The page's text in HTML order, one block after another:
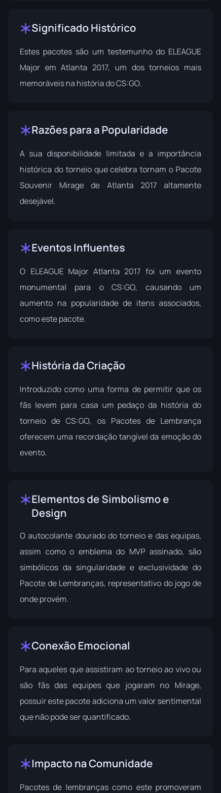
Significado Histórico
Estes pacotes são um testemunho do ELEAGUE
Major em Atlanta 2017, um dos torneios mais
memoráveis na história do CS:GO.
Razões para a Popularidade
A sua disponibilidade limitada e a importância
histórica do torneio que celebra tornam o Pacote
Souvenir Mirage de Atlanta 2017 altamente
desejável.
Eventos Influentes
O ELEAGUE Major Atlanta 2017 foi um evento
monumental para o CS:GO, causando um
aumento na popularidade de itens associados,
como este pacote.
História da Criação
Introduzido como uma forma de permitir que os
fãs levem para casa um pedaço da história do
torneio de CS:GO, os Pacotes de Lembrança
oferecem uma recordação tangível da emoção do
evento.
Elementos de Simbolismo e
Design
O autocolante dourado do torneio e das equipas,
assim como o emblema do MVP assinado, são
simbólicos da singularidade e exclusividade do
Pacote de Lembranças, representativo do jogo de
onde provém.
Conexão Emocional
Para aqueles que assistiram ao torneio ao vivo ou
são fãs das equipes que jogaram no Mirage,
possuir este pacote adiciona um valor sentimental
que não pode ser quantificado.
Impacto na Comunidade
Pacotes de lembranças como este promoveram